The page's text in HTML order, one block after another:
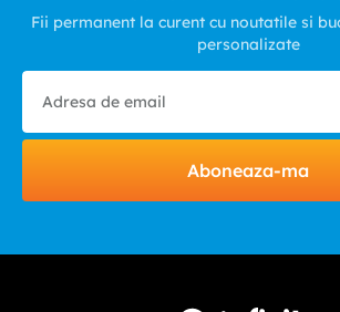
Fii permanent la curent cu noutatile si
personalizate
Aboneaza-ma